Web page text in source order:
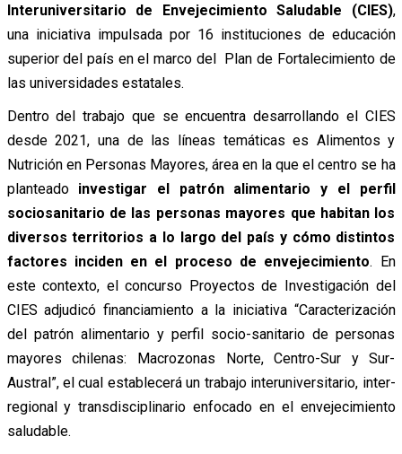
Interuniversitario de Envejecimiento Saludable (CIES),
una iniciativa impulsada por 16 instituciones de educación
superior del país en el marco del Plan de Fortalecimiento de
las universidades estatales.
Dentro del trabajo que se encuentra desarrollando el CIES
desde 2021, una de las líneas temáticas es Alimentos y
Nutrición en Personas Mayores, área en la que el centro se ha
planteado investigar el patrón alimentario y el perfil
sociosanitario de las personas mayores que habitan los
diversos territorios a lo largo del país y cómo distintos
factores inciden en el proceso de envejecimiento. En
este contexto, el concurso Proyectos de Investigación del
CIES adjudicó financiamiento a la iniciativa “Caracterización
del patrón alimentario y perfil socio-sanitario de personas
mayores chilenas: Macrozonas Norte, Centro-Sur y Sur-
Austral”, el cual establecerá un trabajo interuniversitario, inter-
regional y transdisciplinario enfocado en el envejecimiento
saludable.